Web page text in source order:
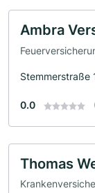
Ambra
Stemmerstraße
0.0
Thomas